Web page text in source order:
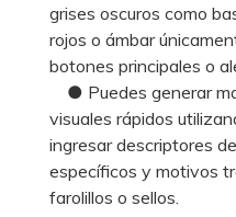
grises oscuros como
rojos o ámbar
botones principales o
● Puedes generar
visuales rápidos
ingresar descriptores
específicos y motivos
farolillos o sellos.